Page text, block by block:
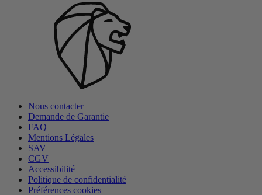
Nous contacter
Demande de Garantie
FAQ
Mentions Légales
SAV
CGV
Accessibilité
Politique de confidentialité
Préférences cookies